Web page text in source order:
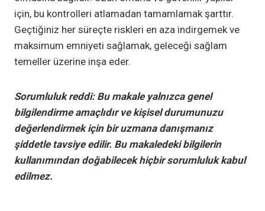
için, bu kontrolleri atlamadan tamamlamak şarttır.
Geçtiğiniz her süreçte riskleri en aza indirgemek ve
maksimum emniyeti sağlamak, geleceği sağlam
temeller üzerine inşa eder.
Sorumluluk reddi: Bu makale yalnızca genel
bilgilendirme amaçlıdır ve kişisel durumunuzu
değerlendirmek için bir uzmana danışmanız
şiddetle tavsiye edilir. Bu makaledeki bilgilerin
kullanımından doğabilecek hiçbir sorumluluk kabul
edilmez.